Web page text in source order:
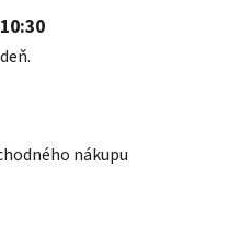
nákupu